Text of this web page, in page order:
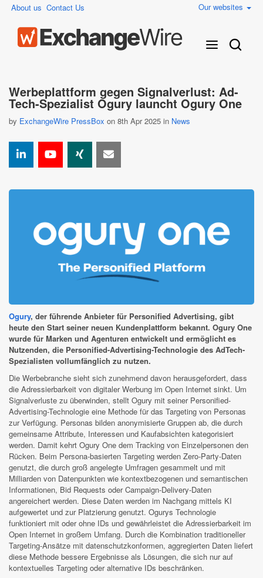
About us Contact Us Our websites
Werbeplattform gegen Signalverlust: Ad-
Tech-Spezialist Ogury launcht Ogury One
by ExchangeWire PressBox on 8th Apr 2025 in News
Ogury, der führende Anbieter für Personified Advertising, gibt
heute den Start seiner neuen Kundenplattform bekannt. Ogury One
wurde für Marken und Agenturen entwickelt und ermöglicht es
Nutzenden, die Personified-Advertising-Technologie des AdTech-
Spezialisten vollumfänglich zu nutzen.
Die Werbebranche sieht sich zunehmend davon herausgefordert, dass
die Adressierbarkeit von digitaler Werbung im Open Internet sinkt. Um
Signalverluste zu überwinden, stellt Ogury mit seiner Personified-
Advertising-Technologie eine Methode für das Targeting von Personas
zur Verfügung. Personas bilden anonymisierte Gruppen ab, die durch
gemeinsame Attribute, Interessen und Kaufabsichten kategorisiert
werden. Damit kehrt Ogury One dem Tracking von Einzelpersonen den
Rücken. Beim Persona-basierten Targeting werden Zero-Party-Daten
genutzt, die durch groß angelegte Umfragen gesammelt und mit
Milliarden von Datenpunkten wie kontextbezogenen und semantischen
Informationen, Bid Requests oder Campaign-Delivery-Daten
angereichert werden. Diese Daten werden im Nachgang mittels KI
aufgewertet und zur Platzierung genutzt. Ogurys Technologie
funktioniert mit oder ohne IDs und gewährleistet die Adressierbarkeit im
Open Internet in großem Umfang. Durch die Kombination traditioneller
Targeting-Ansätze mit datenschutzkonformen, aggregierten Daten liefert
diese Methode bessere Ergebnisse als Lösungen, die sich nur auf
kontextuelles Targeting oder alternative IDs beschränken.